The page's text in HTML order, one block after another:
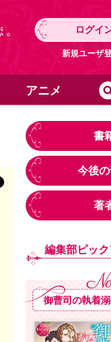
ログイ
新規ユーザ
アニメ
書
今後
著
編集部ピッ
御曹司の執着